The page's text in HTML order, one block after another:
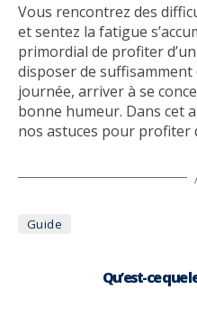
Vous rencontrez des
et sentez la fatigue
primordial de profiter
disposer de suffisamment
journée, arriver à se
bonne humeur. Dans cet
nos astuces pour profiter
Guide
Qu’est-ce que